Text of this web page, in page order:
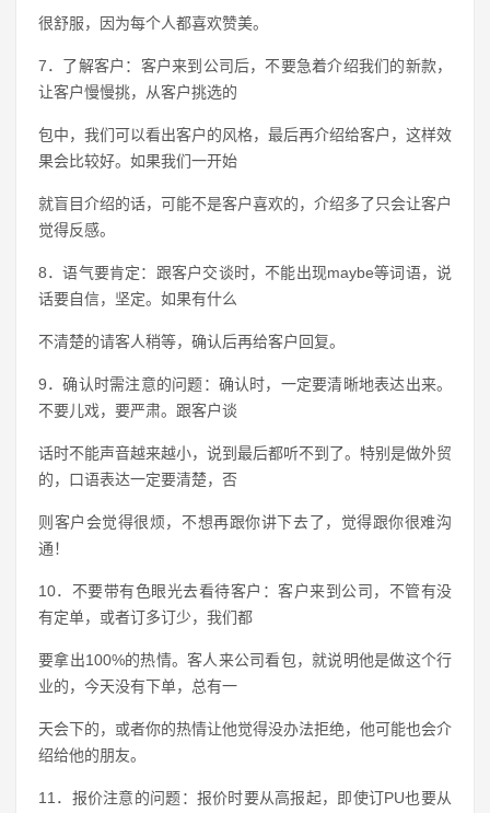
很舒服，因为每个人都喜欢赞美。
7．了解客户：客户来到公司后，不要急着介绍我们的新款，
让客户慢慢挑，从客户挑选的
包中，我们可以看出客户的风格，最后再介绍给客户，这样效
果会比较好。如果我们一开始
就盲目介绍的话，可能不是客户喜欢的，介绍多了只会让客户
觉得反感。
8．语气要肯定：跟客户交谈时，不能出现maybe等词语，说
话要自信，坚定。如果有什么
不清楚的请客人稍等，确认后再给客户回复。
9．确认时需注意的问题：确认时，一定要清晰地表达出来。
不要儿戏，要严肃。跟客户谈
话时不能声音越来越小，说到最后都听不到了。特别是做外贸
的，口语表达一定要清楚，否
则客户会觉得很烦，不想再跟你讲下去了，觉得跟你很难沟
通！
10．不要带有色眼光去看待客户：客户来到公司，不管有没
有定单，或者订多订少，我们都
要拿出100%的热情。客人来公司看包，就说明他是做这个行
业的，今天没有下单，总有一
天会下的，或者你的热情让他觉得没办法拒绝，他可能也会介
绍给他的朋友。
11．报价注意的问题：报价时要从高报起，即使订PU也要从